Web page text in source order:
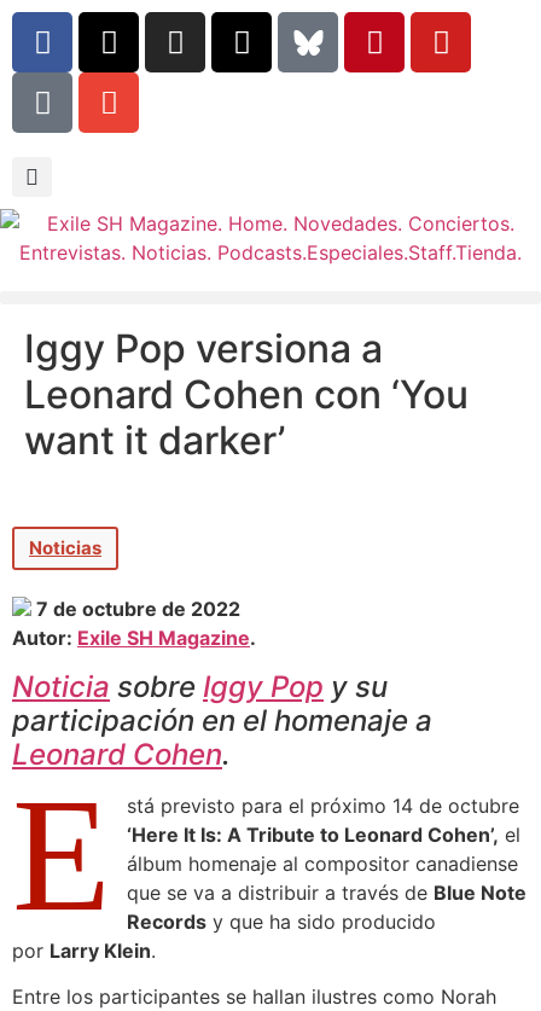
Iggy Pop versiona a
Leonard Cohen con ‘You
want it darker’
Noticias
7 de octubre de 2022
Autor: Exile SH Magazine.
Noticia sobre Iggy Pop y su
participación en el homenaje a
Leonard Cohen.
E
stá previsto para el próximo 14 de octubre
‘Here It Is: A Tribute to Leonard Cohen’, el
álbum homenaje al compositor canadiense
que se va a distribuir a través de Blue Note
Records y que ha sido producido
por Larry Klein.
Entre los participantes se hallan ilustres como Norah